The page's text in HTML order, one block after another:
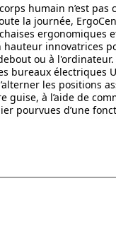
humain n’est pas
la journée,
ergonomiques
hauteur innovatrices
ou à
bureaux électriques
les positions
guise, à l’aide de
pourvues d’une